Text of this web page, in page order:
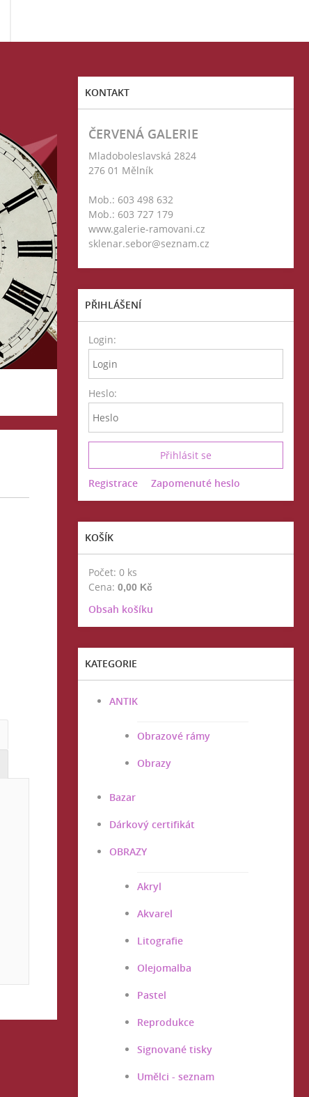
KONTAKT
ČERVENÁ GALERIE
Mladoboleslavská 2824
276 01 Mělník
Mob.: 603 498 632
Mob.: 603 727 179
www.galerie-ramovani.cz
sklenar.sebor@seznam.cz
PŘIHLÁŠENÍ
Login:
Heslo:
Registrace Zapomenuté heslo
KOŠÍK
Počet: 0 ks
Cena: 0,00 Kč
Obsah košíku
KATEGORIE
ANTIK
Obrazové rámy
Obrazy
Bazar
Dárkový certifikát
OBRAZY
Akryl
Akvarel
Litografie
Olejomalba
Pastel
Reprodukce
Signované tisky
Umělci - seznam